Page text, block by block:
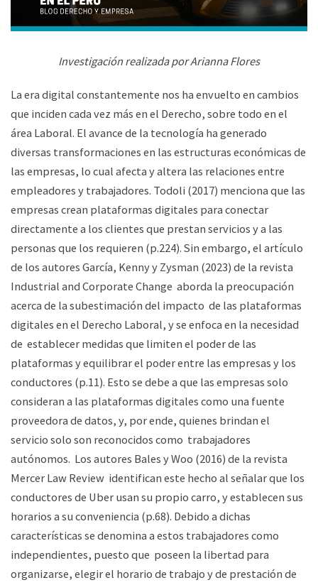
Investigación realizada por Arianna Flores
La era digital constantemente nos ha envuelto en cambios
que inciden cada vez más en el Derecho, sobre todo en el
área Laboral. El avance de la tecnología ha generado
diversas transformaciones en las estructuras económicas de
las empresas, lo cual afecta y altera las relaciones entre
empleadores y trabajadores. Todoli (2017) menciona que las
empresas crean plataformas digitales para conectar
directamente a los clientes que prestan servicios y a las
personas que los requieren (p.224). Sin embargo, el artículo
de los autores García, Kenny y Zysman (2023) de la revista
Industrial and Corporate Change aborda la preocupación
acerca de la subestimación del impacto de las plataformas
digitales en el Derecho Laboral, y se enfoca en la necesidad
de establecer medidas que limiten el poder de las
plataformas y equilibrar el poder entre las empresas y los
conductores (p.11). Esto se debe a que las empresas solo
consideran a las plataformas digitales como una fuente
proveedora de datos, y, por ende, quienes brindan el
servicio solo son reconocidos como trabajadores
autónomos. Los autores Bales y Woo (2016) de la revista
Mercer Law Review identifican este hecho al señalar que los
conductores de Uber usan su propio carro, y establecen sus
horarios a su conveniencia (p.68). Debido a dichas
características se denomina a estos trabajadores como
independientes, puesto que poseen la libertad para
organizarse, elegir el horario de trabajo y de prestación de